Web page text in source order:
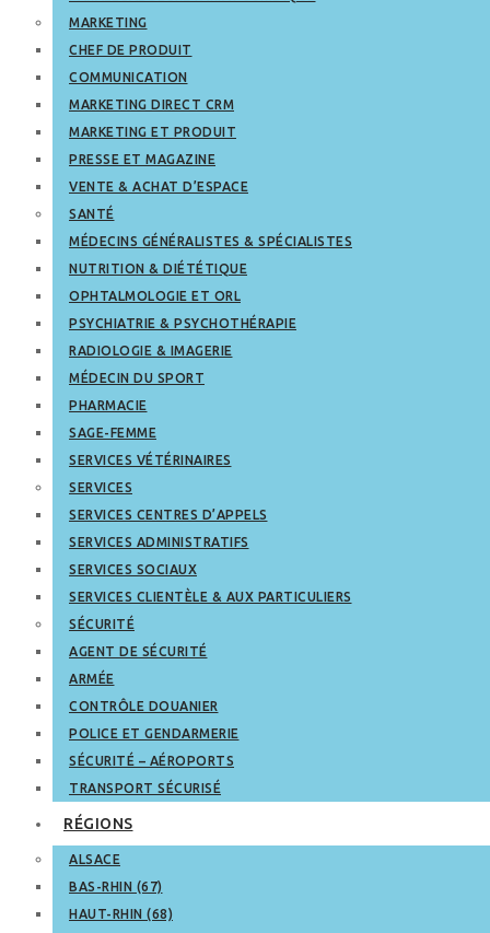
MARKETING
CHEF DE PRODUIT
COMMUNICATION
MARKETING DIRECT CRM
MARKETING ET PRODUIT
PRESSE ET MAGAZINE
VENTE & ACHAT D’ESPACE
SANTÉ
MÉDECINS GÉNÉRALISTES & SPÉCIALISTES
NUTRITION & DIÉTÉTIQUE
OPHTALMOLOGIE ET ORL
PSYCHIATRIE & PSYCHOTHÉRAPIE
RADIOLOGIE & IMAGERIE
MÉDECIN DU SPORT
PHARMACIE
SAGE-FEMME
SERVICES VÉTÉRINAIRES
SERVICES
SERVICES CENTRES D’APPELS
SERVICES ADMINISTRATIFS
SERVICES SOCIAUX
SERVICES CLIENTÈLE & AUX PARTICULIERS
SÉCURITÉ
AGENT DE SÉCURITÉ
ARMÉE
CONTRÔLE DOUANIER
POLICE ET GENDARMERIE
SÉCURITÉ – AÉROPORTS
TRANSPORT SÉCURISÉ
RÉGIONS
ALSACE
BAS-RHIN (67)
HAUT-RHIN (68)